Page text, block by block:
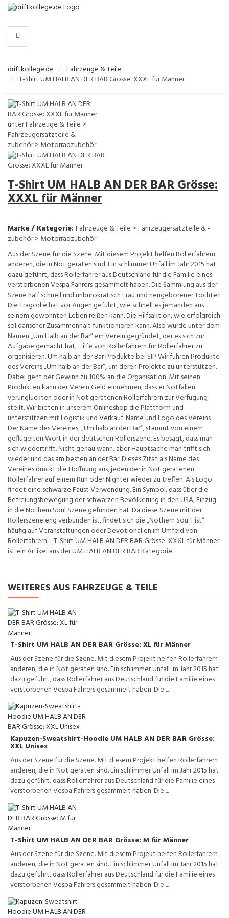
-
HERSTELLER
WÄHLEN
driftkollege.de
Fahrzeuge & Teile
T-Shirt UM HALB AN DER BAR Grösse: XXXL für Männer
T-Shirt UM HALB AN DER BAR Grösse:
XXXL für Männer
Marke / Kategorie: Fahrzeuge & Teile > Fahrzeugersatzteile & -
zubehör > Motorradzubehör
Aus der Szene für die Szene. Mit diesem Projekt helfen Rollerfahrern
anderen, die in Not geraten sind. Ein schlimmer Unfall im Jahr 2015 hat
dazu geführt, dass Rollerfahrer aus Deutschland für die Familie eines
verstorbenen Vespa Fahrers gesammelt haben. Die Sammlung aus der
Szene half schnell und unbürokratisch Frau und neugeborener Tochter.
Die Tragödie hat vor Augen geführt, wie schnell es jemanden aus
seinem gewohnten Leben reißen kann. Die Hilfsaktion, wie erfolgreich
solidarischer Zusammenhalt funktionieren kann. Also wurde unter dem
Namen „Um Halb an der Bar“ ein Verein gegründet, der es sich zur
Aufgabe gemacht hat, Hilfe von Rollerfahrern für Rollerfahrer zu
organisieren. Um halb an der Bar Produkte bei SIP Wir führen Produkte
des Vereins „Um halb an der Bar“, um deren Projekte zu unterstützen.
Dabei geht der Gewinn zu 100% an die Organisation. Mit seinen
Produkten kann der Verein Geld einnehmen, dass er Notfällen
verunglückten oder in Not geratenen Rollerfahrern zur Verfügung
stellt. Wir bieten in unserem Onlineshop die Plattform und
unterstützen mit Logistik und Verkauf. Name und Logo des Vereins
Der Name des Vereines, „Um halb an der Bar“, stammt von einem
geflügelten Wort in der deutschen Rollerszene. Es besagt, dass man
sich wiedertrifft. Nicht genau wann, aber Hauptsache man trifft sich
wieder und das am besten an der Bar. Dieses Zitat als Name des
Vereines drückt die Hoffnung aus, jeden der in Not geratenen
Rollerfahrer auf einem Run oder Nighter wieder zu treffen. Als Logo
findet eine schwarze Faust Verwendung. Ein Symbol, dass über die
Befreiungsbewegung der schwarzen Bevölkerung in den USA, Einzug
in die Nothern Soul Szene gefunden hat. Da diese Szene mit der
Rollerszene eng verbunden ist, findet sich die „Nothern Soul Fist“
häufig auf Veranstaltungen oder Devotionalien im Umfeld von
Rollerfahrern. - T-Shirt UM HALB AN DER BAR Grösse: XXXL für Männer
ist ein Artikel aus der UM HALB AN DER BAR Kategorie.
WEITERES AUS FAHRZEUGE & TEILE
T-Shirt UM HALB AN DER BAR Grösse: XL für Männer
Aus der Szene für die Szene. Mit diesem Projekt helfen Rollerfahrern
anderen, die in Not geraten sind. Ein schlimmer Unfall im Jahr 2015 hat
dazu geführt, dass Rollerfahrer aus Deutschland für die Familie eines
verstorbenen Vespa Fahrers gesammelt haben. Die ...
Kapuzen-Sweatshirt-Hoodie UM HALB AN DER BAR Grösse:
XXL Unisex
Aus der Szene für die Szene. Mit diesem Projekt helfen Rollerfahrern
anderen, die in Not geraten sind. Ein schlimmer Unfall im Jahr 2015 hat
dazu geführt, dass Rollerfahrer aus Deutschland für die Familie eines
verstorbenen Vespa Fahrers gesammelt haben. Die ...
T-Shirt UM HALB AN DER BAR Grösse: M für Männer
Aus der Szene für die Szene. Mit diesem Projekt helfen Rollerfahrern
anderen, die in Not geraten sind. Ein schlimmer Unfall im Jahr 2015 hat
dazu geführt, dass Rollerfahrer aus Deutschland für die Familie eines
verstorbenen Vespa Fahrers gesammelt haben. Die ...